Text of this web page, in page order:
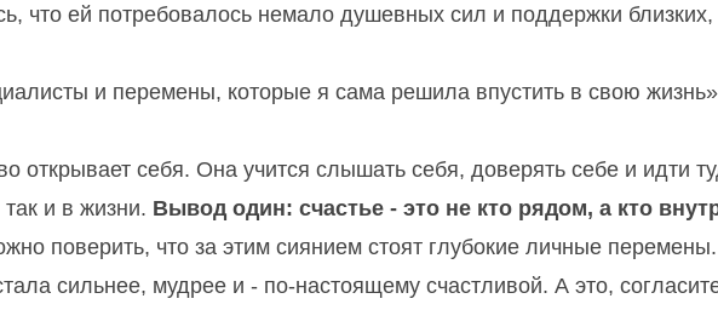
что ей потребовалось немало душевных сил и поддержки близких,
и перемены, которые я сама решила впустить в свою
открывает себя. Она учится слышать себя, доверять себе и идти
и в жизни. Вывод один: счастье - это не кто рядом, а кто
поверить, что за этим сиянием стоят глубокие личные
сильнее, мудрее и - по-настоящему счастливой. А это,